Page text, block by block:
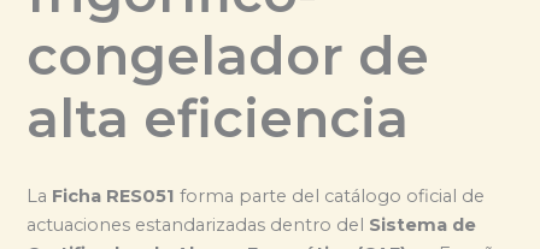
congelador de
alta eficiencia
La Ficha RES051 forma parte del catálogo oficial de
actuaciones estandarizadas dentro del Sistema de